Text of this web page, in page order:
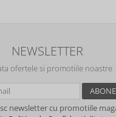
NEWSLETTER
ofertele si promotiile noastre
newsletter cu promotiile